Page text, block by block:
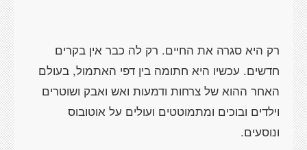
רק היא סגרה את החיים. רק לה כבר אין בקרים
חדשים. עכשיו היא חתומה בין דפי האתמול, בעולם
האחר ההוא של צרחות ודמעות ואש ואבק ושוטרים
וילדים ובוכים ומתמוטטים ועולים על אוטובוס
ונוסעים.